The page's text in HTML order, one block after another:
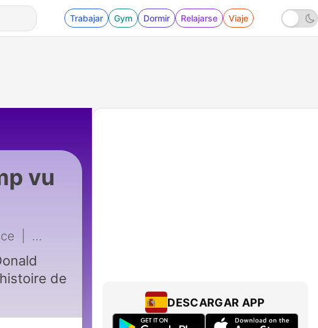
Trabajar Gym Dormir Relajarse Viaje
vu
47 - Welcome à Versailles
de
DESCARGAR APP